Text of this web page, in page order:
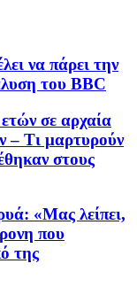
να πάρει την
του BBC
σε αρχαία
– Τι μαρτυρούν
στους
«Μας λείπει,
που
της